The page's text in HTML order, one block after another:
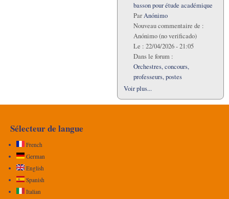
basson pour étude académique
ParAnónimo
Nouveau commentaire de :
Anónimo (no verificado)
Le : 22/04/2026 - 21:05
Dans le forum :
Orchestres, concours,
professeurs, postes
Voir plus...
Sélecteur de langue
French
German
English
Spanish
Italian